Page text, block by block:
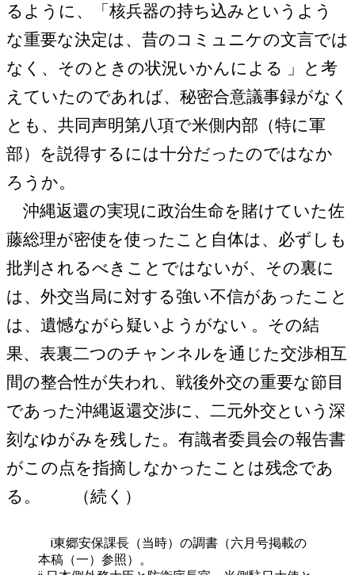
るように、「核兵器の持ち込みというよう
な重要な決定は、昔のコミュニケの文言では
なく、そのときの状況いかんによる 」と考
えていたのであれば、秘密合意議事録がなく
とも、共同声明第八項で米側内部（特に軍
部）を説得するには十分だったのではなか
ろうか。
沖縄返還の実現に政治生命を賭けていた佐
藤総理が密使を使ったこと自体は、必ずしも
批判されるべきことではないが、その裏に
は、外交当局に対する強い不信があったこと
は、遺憾ながら疑いようがない 。その結
果、表裏二つのチャンネルを通じた交渉相互
間の整合性が失われ、戦後外交の重要な節目
であった沖縄返還交渉に、二元外交という深
刻なゆがみを残した。有識者委員会の報告書
がこの点を指摘しなかったことは残念であ
る。 （続く）
i東郷安保課長（当時）の調書（六月号掲載の
本稿（一）参照）。